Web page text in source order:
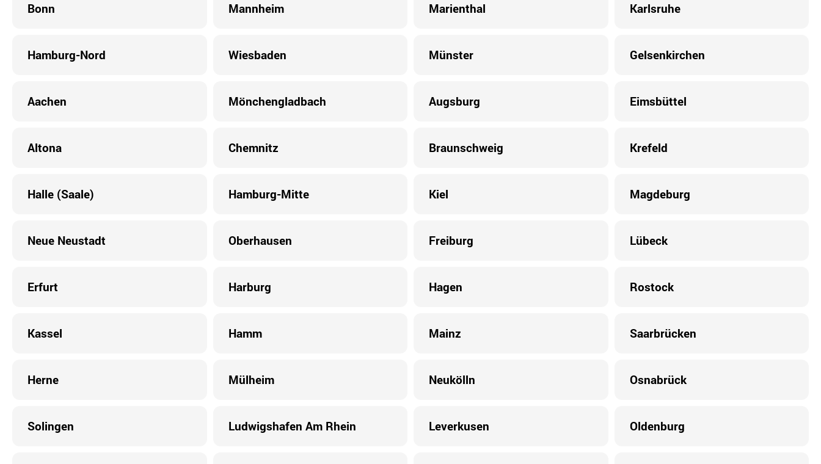
Bonn Mannheim Marienthal Karlsruhe
Hamburg-Nord Wiesbaden Münster Gelsenkirchen
Aachen Mönchengladbach Augsburg Eimsbüttel
Altona Chemnitz Braunschweig Krefeld
Halle (Saale) Hamburg-Mitte Kiel Magdeburg
Neue Neustadt Oberhausen Freiburg Lübeck
Erfurt Harburg Hagen Rostock
Kassel Hamm Mainz Saarbrücken
Herne Mülheim Neukölln Osnabrück
Solingen Ludwigshafen Am Rhein Leverkusen Oldenburg